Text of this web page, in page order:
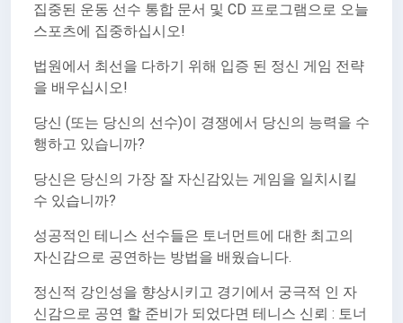
집중된 운동 선수 통합 문서 및 CD 프로그램으로 오늘
스포츠에 집중하십시오!
법원에서 최선을 다하기 위해 입증 된 정신 게임 전략
을 배우십시오!
당신 (또는 당신의 선수)이 경쟁에서 당신의 능력을 수
행하고 있습니까?
당신은 당신의 가장 잘 자신감있는 게임을 일치시킬
수 있습니까?
성공적인 테니스 선수들은 토너먼트에 대한 최고의
자신감으로 공연하는 방법을 배웠습니다.
정신적 강인성을 향상시키고 경기에서 궁극적 인 자
신감으로 공연 할 준비가 되었다면 테니스 신뢰 : 토너